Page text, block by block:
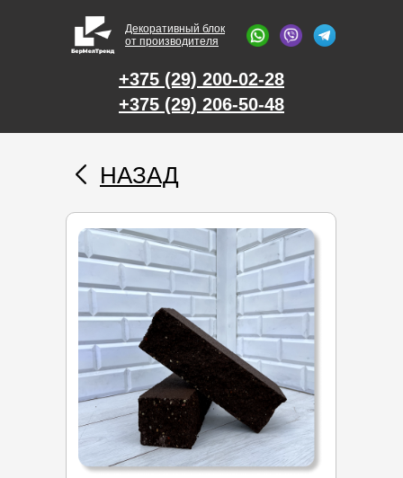
Декоративный блок
от производителя
+375 (29) 200-02-28
+375 (29) 206-50-48
НАЗАД